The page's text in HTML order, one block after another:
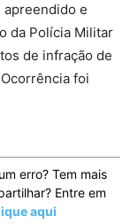
e
da Polícia Militar
de infração de
foi
erro? Tem mais
Entre em
aqui